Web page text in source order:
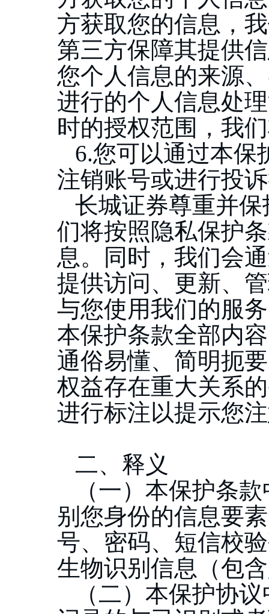
方获取您的信息，
第三方保障其提供
您个人信息的来源
进行的个人信息处
时的授权范围，我
6.您可以通过本保
注销账号或进行投
长城证券尊重并
们将按照隐私保护
息。同时，我们会
提供访问、更新、
与您使用我们的服
本保护条款全部内
通俗易懂、简明扼
权益存在重大关系
进行标注以提示您
二、释义
（一） 本保护条款
别您身份的信息要
号、密码、短信校
生物识别信息（包
（二） 本保护协议